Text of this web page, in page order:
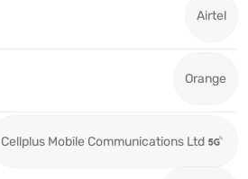
Airtel
Orange
Cellplus Mobile Communications Ltd